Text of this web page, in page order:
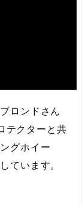
ロンドさん
テクターと共
グホイー
ています。